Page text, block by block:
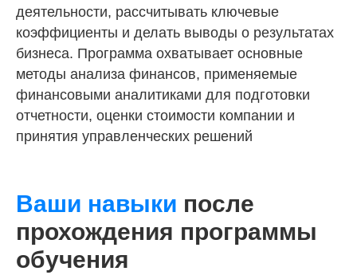
деятельности, рассчитывать ключевые
коэффициенты и делать выводы о результатах
бизнеса. Программа охватывает основные
методы анализа финансов, применяемые
финансовыми аналитиками для подготовки
отчетности, оценки стоимости компании и
принятия управленческих решений
Ваши навыки после
прохождения программы
обучения
Мои
навыки:
Читаю и анализирую финансовую
отчетность инвестиционных проектов
и грамотно их применяю